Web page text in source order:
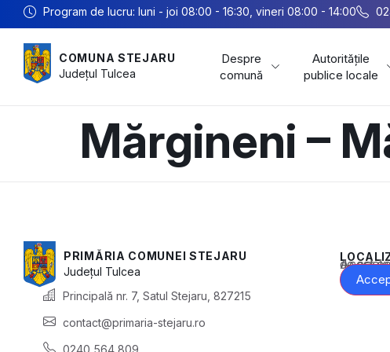
Program de lucru: luni - joi 08:00 - 16:30, vineri 08:00 - 14:00
COMUNA STEJARU
Județul Tulcea
Despre
comună
Autoritățile
publice locale
Mărgineni –
PRIMĂRIA COMUNEI STEJARU
Județul Tulcea
Principală nr. 7, Satul Stejaru, 827215
contact@primaria-stejaru.ro
0240 564 809
Acest conținut este blocat până când acceptați